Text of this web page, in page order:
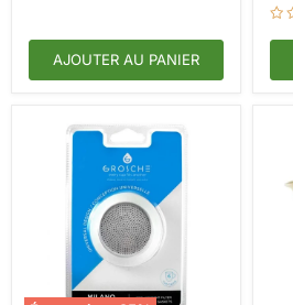
AJOUTER AU PANIER